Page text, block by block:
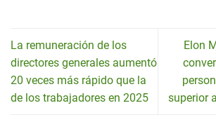
La remuneración de los
directores generales aumentó
20 veces más rápido que la
de los trabajadores en 2025
Elon
superior